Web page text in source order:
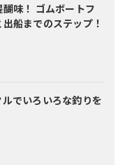
味！ ゴムボートフ
船までのステップ！
でいろいろな釣りを